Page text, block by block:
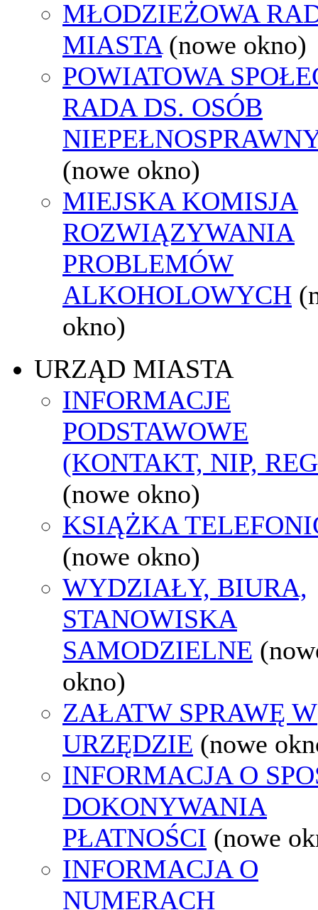
MŁODZIEŻOWA
MIASTA (nowe okno)
POWIATOWA
RADA DS. OSÓB
(nowe okno)
MIEJSKA KOMISJA
ROZWIĄZYWANIA
PROBLEMÓW
ALKOHOLOWYCH
okno)
URZĄD MIASTA
INFORMACJE
PODSTAWOWE
(KONTAKT, NIP,
(nowe okno)
KSIĄŻKA
(nowe okno)
WYDZIAŁY, BIURA,
STANOWISKA
SAMODZIELNE
okno)
ZAŁATW SPRAWĘ W
URZĘDZIE (nowe
INFORMACJA O
DOKONYWANIA
PŁATNOŚCI (nowe
INFORMACJA O
NUMERACH